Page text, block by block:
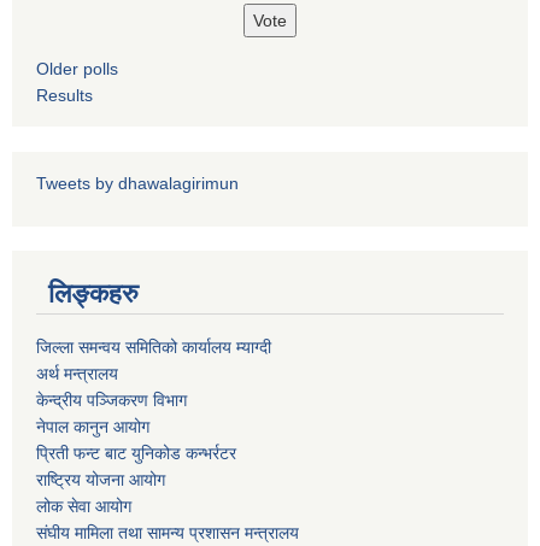
Older polls
Results
Tweets by dhawalagirimun
लिङ्कहरु
जिल्ला समन्वय समितिको कार्यालय म्याग्दी
अर्थ मन्त्रालय
केन्द्रीय पञ्जिकरण विभाग
नेपाल कानुन आयोग
प्रिती फन्ट बाट युनिकोड कन्भर्रटर
राष्ट्रिय योजना आयोग
लोक सेवा आयोग
संघीय मामिला तथा सामन्य प्रशासन मन्त्रालय